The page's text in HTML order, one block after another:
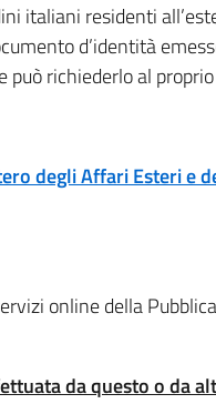
italiani residenti
d’identità
richiederlo al
degli Affari Esteri e
online della
da questo o da